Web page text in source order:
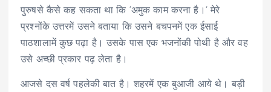
पुरुषसे कैसे कह सकता था कि ‘अमुक काम करना है।’ मेरे
प्रश्नोंके उत्तरमें उसने बताया कि उसने बचपनमें एक ईसाई
पाठशालामें कुछ पढ़ा है। उसके पास एक भजनोंकी पोथी है और वह
उसे अच्छी प्रकार पढ़ लेता है।
आजसे दस वर्ष पहलेकी बात है। शहरमें एक बुआजी आये थे। बड़ी